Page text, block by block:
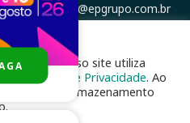
- atendimento@epgrupo.com.br
NOS
nosso site utiliza
Política de Privacidade. Ao
com o armazenamento